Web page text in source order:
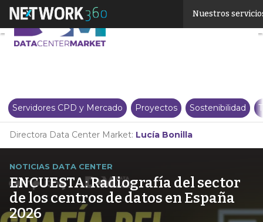
Nuestros
Servidores CPD y Mercado Proyectos Sostenibilidad
Directora Data Center Market: Lucía Bonilla
NOTICIAS DATA CENTER
ENCUESTA: Radiografía del sector
de los centros de datos en España
2026